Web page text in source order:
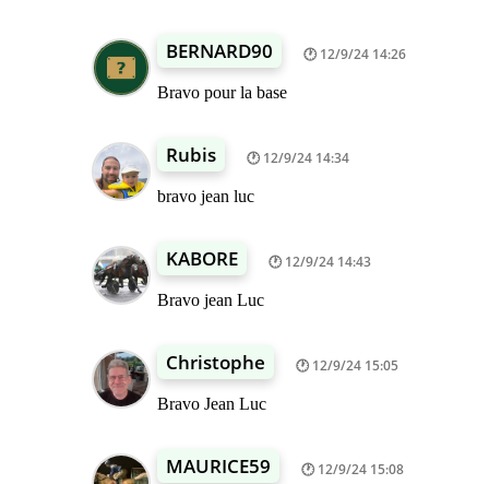
BERNARD90 12/9/24 14:26
Bravo pour la base
Rubis 12/9/24 14:34
bravo jean luc
KABORE 12/9/24 14:43
Bravo jean Luc
Christophe 12/9/24 15:05
Bravo Jean Luc
MAURICE59 12/9/24 15:08